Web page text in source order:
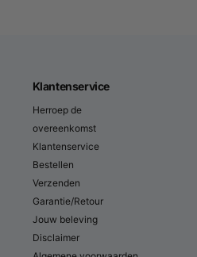
→ neemt hout-, steen- en andere
glasvezel ideaal voor holle sculpturen
Klantenservice
Herroep de
overeenkomst
Klantenservice
Bestellen
Verzenden
Garantie/Retour
Jouw beleving
Disclaimer